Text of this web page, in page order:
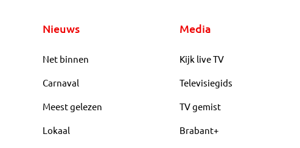
Nieuws
Net binnen
Carnaval
Meest gelezen
Lokaal
Media
Kijk live TV
Televisiegids
TV gemist
Brabant+